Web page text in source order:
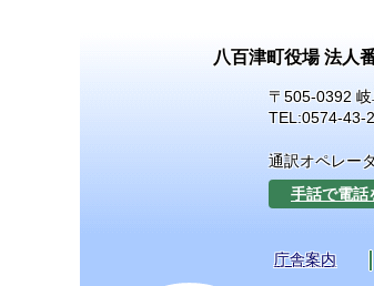
八百津町役場 法人
〒505-0392
TEL:0574-43-
通訳オペレー
手話で電話
庁舎案内